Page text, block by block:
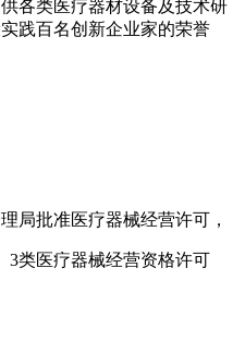
各类医疗器材设备及技术研
践百名创新企业家的荣誉
局批准医疗器械经营许可，
3类医疗器械经营资格许可